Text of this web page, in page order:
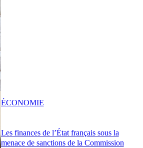
Les finances de l’État français sous la
menace de sanctions de la Commission
ÉCONOMIE